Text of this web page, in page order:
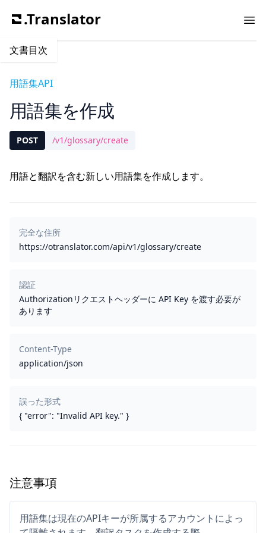
.Translator
文書目次
用語集API
用語集を作成
POST /v1/glossary/create
用語と翻訳を含む新しい用語集を作成します。
完全な住所
https://otranslator.com/api/v1/glossary/create
認証
Authorizationリクエストヘッダーに API Key を渡す必要が
あります
Content-Type
application/json
誤った形式
{ "error": "Invalid API key." }
注意事項
用語集は現在のAPIキーが所属するアカウントによっ